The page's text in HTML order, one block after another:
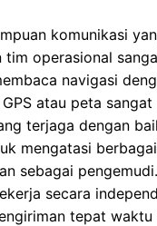
komunikasi
operasional
navigasi
atau peta
terjaga dengan
mengatasi
sebagai pengemudi.
secara
tepat waktu